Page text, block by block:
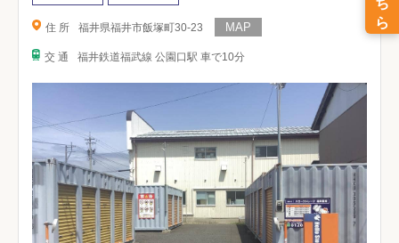
住 所 福井県福井市飯塚町30-23
交 通 福井鉄道福武線 公園口駅 車で10分